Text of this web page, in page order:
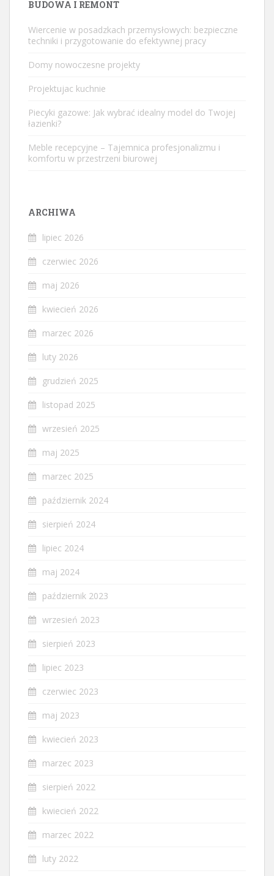
BUDOWA I REMONT
Wiercenie w posadzkach przemysłowych: bezpieczne
techniki i przygotowanie do efektywnej pracy
Domy nowoczesne projekty
Projektujac kuchnie
Piecyki gazowe: Jak wybrać idealny model do Twojej
łazienki?
Meble recepcyjne – Tajemnica profesjonalizmu i
komfortu w przestrzeni biurowej
ARCHIWA
lipiec 2026
czerwiec 2026
maj 2026
kwiecień 2026
marzec 2026
luty 2026
grudzień 2025
listopad 2025
wrzesień 2025
maj 2025
marzec 2025
październik 2024
sierpień 2024
lipiec 2024
maj 2024
październik 2023
wrzesień 2023
sierpień 2023
lipiec 2023
czerwiec 2023
maj 2023
kwiecień 2023
marzec 2023
sierpień 2022
kwiecień 2022
marzec 2022
luty 2022